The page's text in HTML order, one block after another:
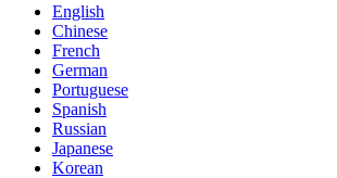
English
Chinese
French
German
Portuguese
Spanish
Russian
Japanese
Korean